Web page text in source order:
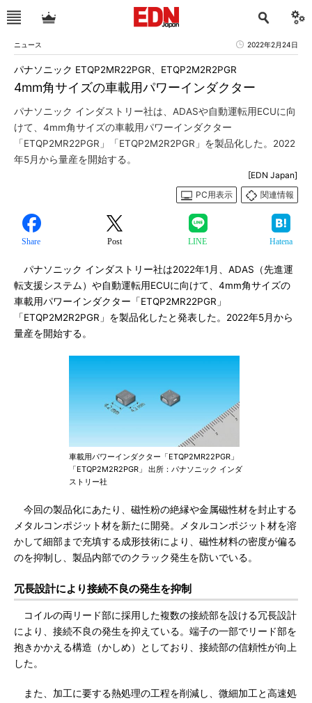
ニュース 2022年2月24日
4mm角サイズの車載用パワーインダクター
パナソニック ETQP2MR22PGR、ETQP2M2R2PGR
パナソニック インダストリー社は、ADASや自動運転用ECUに向
けて、4mm角サイズの車載用パワーインダクター
「ETQP2MR22PGR」「ETQP2M2R2PGR」を製品化した。2022
年5月から量産を開始する。
[EDN Japan]
PC用表示
関連情報
Share Post LINE Hatena
パナソニック インダストリー社は2022年1月、ADAS（先進運
転支援システム）や自動運転用ECUに向けて、4mm角サイズの
車載用パワーインダクター「ETQP2MR22PGR」
「ETQP2M2R2PGR」を製品化したと発表した。2022年5月から
量産を開始する。
車載用パワーインダクター「ETQP2MR22PGR」
「ETQP2M2R2PGR」 出所：パナソニック インダ
ストリー社
今回の製品化にあたり、磁性粉の絶縁や金属磁性材を封止する
メタルコンポジット材を新たに開発。メタルコンポジット材を溶
かして細部まで充填する成形技術により、磁性材料の密度が偏る
のを抑制し、製品内部でのクラック発生を防いでいる。
冗長設計により接続不良の発生を抑制
コイルの両リード部に採用した複数の接続部を設ける冗長設計
により、接続不良の発生を抑えている。端子の一部でリード部を
抱きかかえる構造（かしめ）としており、接続部の信頼性が向上
した。
また、加工に要する熱処理の工程を削減し、微細加工と高速処